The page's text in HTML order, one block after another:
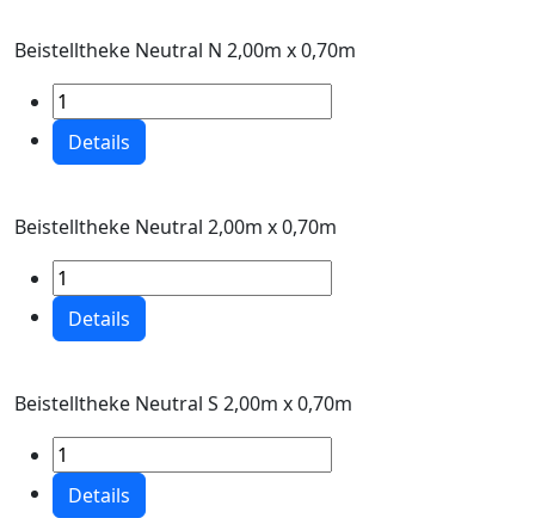
Beistelltheke Neutral N 2,00m x 0,70m
Details
Beistelltheke Neutral 2,00m x 0,70m
Details
Beistelltheke Neutral S 2,00m x 0,70m
Details